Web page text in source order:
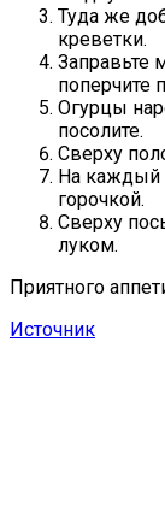
Туда же
креветки.
Заправьте
поперчите
Огурцы
посолите.
Сверху
На каждый
горочкой.
Сверху
луком.
Приятного
Источник